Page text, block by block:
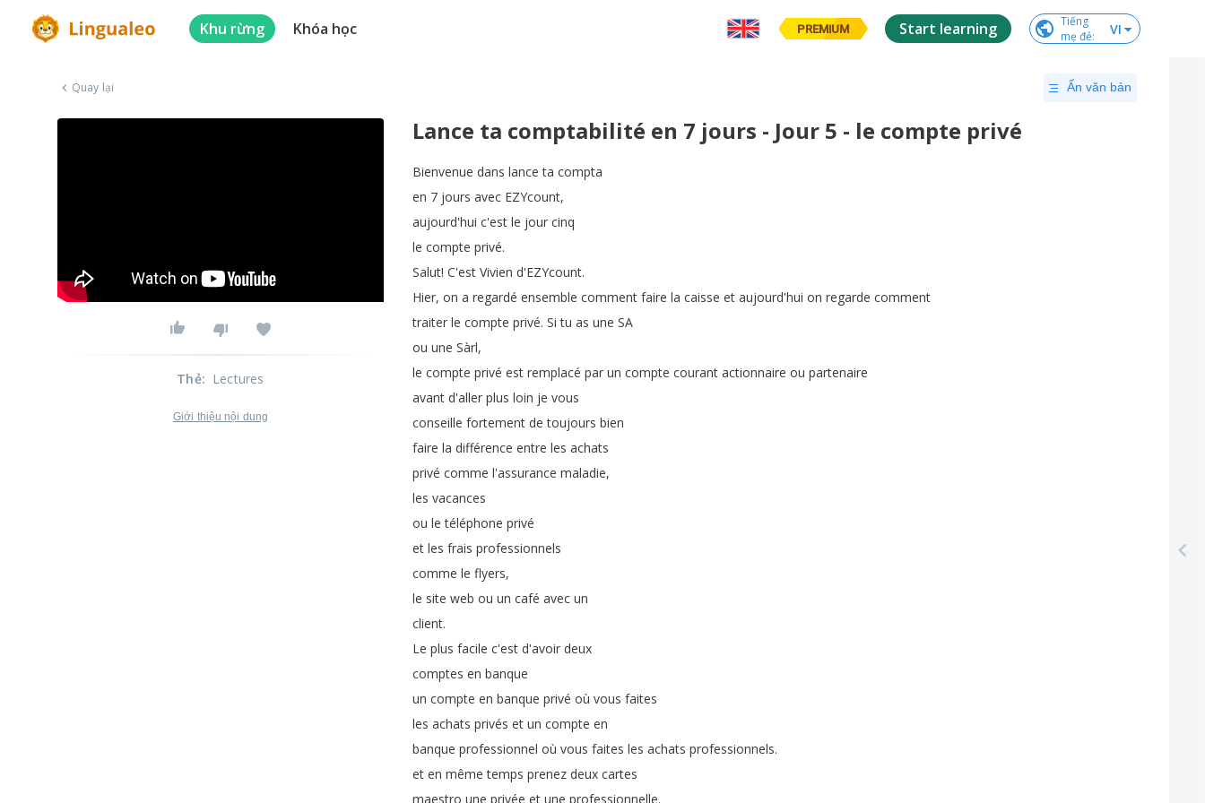
Khu rừng Khóa học PREMIUM Start learning
Tiếng
mẹ đẻ: VI
Quay lại Ẩn văn bản
Lance ta comptabilité en 7 jours - Jour 5 - le compte privé
Bienvenue dans lance ta compta
en 7 jours avec EZYcount,
aujourd'hui c'est le jour cinq
le compte privé.
Salut! C'est Vivien d'EZYcount.
Hier, on a regardé ensemble comment faire la caisse et aujourd'hui on regarde comment
traiter le compte privé. Si tu as une SA
ou une Sàrl,
le compte privé est remplacé par un compte courant actionnaire ou partenaire
avant d'aller plus loin je vous
conseille fortement de toujours bien
faire la différence entre les achats
privé comme l'assurance maladie,
les vacances
ou le téléphone privé
et les frais professionnels
comme le flyers,
le site web ou un café avec un
client.
Le plus facile c'est d'avoir deux
comptes en banque
un compte en banque privé où vous faites
les achats privés et un compte en
banque professionnel où vous faites les achats professionnels.
et en même temps prenez deux cartes
maestro une privée et une professionnelle.
Thẻ: Lectures
Giới thiệu nội dung